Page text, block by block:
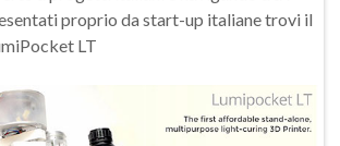
proprio da start-up italiane trovi il
LT